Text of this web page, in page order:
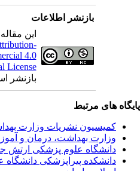
بازنشر اطلاعات
این
4.0
License
بازنشر
های مرتبط
کمیسیون نشریات وزارت
وزارت بهداشت، درمان و
دانشگاه علوم پزشکی ارتش
دانشکده پیراپزشکی دانشگاه